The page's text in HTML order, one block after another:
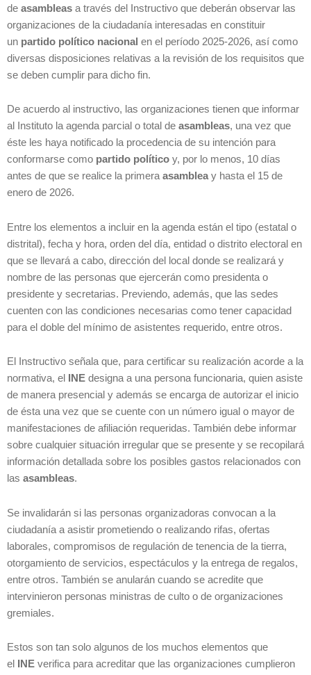
de asambleas a través del Instructivo que deberán observar las
organizaciones de la ciudadanía interesadas en constituir
un partido político nacional en el período 2025-2026, así como
diversas disposiciones relativas a la revisión de los requisitos que
se deben cumplir para dicho fin.
De acuerdo al instructivo, las organizaciones tienen que informar
al Instituto la agenda parcial o total de asambleas, una vez que
éste les haya notificado la procedencia de su intención para
conformarse como partido político y, por lo menos, 10 días
antes de que se realice la primeraasambleay hasta el 15 de
enero de 2026.
Entre los elementos a incluir en la agenda están el tipo (estatal o
distrital), fecha y hora, orden del día, entidad o distrito electoral en
que se llevará a cabo, dirección del local donde se realizará y
nombre de las personas que ejercerán como presidenta o
presidente y secretarias. Previendo, además, que las sedes
cuenten con las condiciones necesarias como tener capacidad
para el doble del mínimo de asistentes requerido, entre otros.
El Instructivo señala que, para certificar su realización acorde a la
normativa, el
INE designa a una persona funcionaria, quien asiste
de manera presencial y además se encarga de autorizar el inicio
de ésta una vez que se cuente con un número igual o mayor de
manifestaciones de afiliación requeridas. También debe informar
sobre cualquier situación irregular que se presente y se recopilará
información detallada sobre los posibles gastos relacionados con
las asambleas.
Se invalidarán si las personas organizadoras convocan a la
ciudadanía a asistir prometiendo o realizando rifas, ofertas
laborales, compromisos de regulación de tenencia de la tierra,
otorgamiento de servicios, espectáculos y la entrega de regalos,
entre otros. También se anularán cuando se acredite que
intervinieron personas ministras de culto o de organizaciones
gremiales.
Estos son tan solo algunos de los muchos elementos que
el
INE verifica para acreditar que las organizaciones cumplieron